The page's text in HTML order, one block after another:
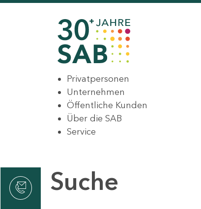
Privatpersonen
Unternehmen
Öffentliche Kunden
Über die SAB
Service
Suche